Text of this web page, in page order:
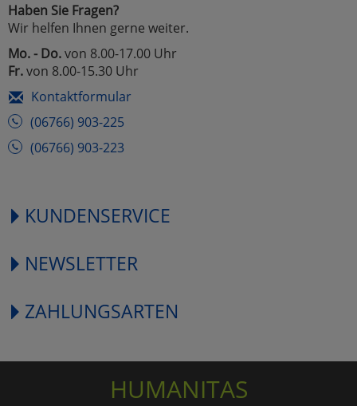
Haben Sie Fragen?
Wir helfen Ihnen gerne weiter.
Mo. - Do.von 8.00-17.00 Uhr
Fr.von 8.00-15.30 Uhr
Kontaktformular
(06766) 903-225
(06766) 903-223
KUNDENSERVICE
NEWSLETTER
ZAHLUNGSARTEN
HUMANITAS